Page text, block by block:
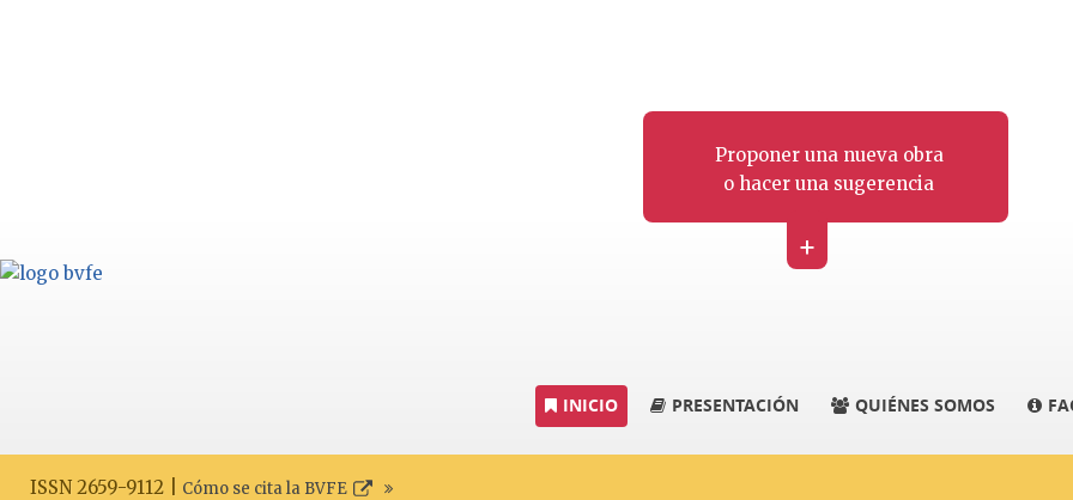
Proponer una nueva obra
o hacer una sugerencia
+
INICIO PRESENTACIÓN QUIÉNES SOMOS
ISSN 2659-9112 | Cómo se cita la BVFE